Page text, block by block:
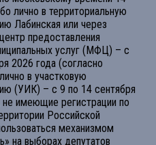
лично в территориальную
Лабинская или через
предоставления
услуг (МФЦ) – с
2026 года (согласно
в участковую
(УИК) – с 9 по 14 сентября
не имеющие регистрации по
Российской
механизмом
на выборах депутатов